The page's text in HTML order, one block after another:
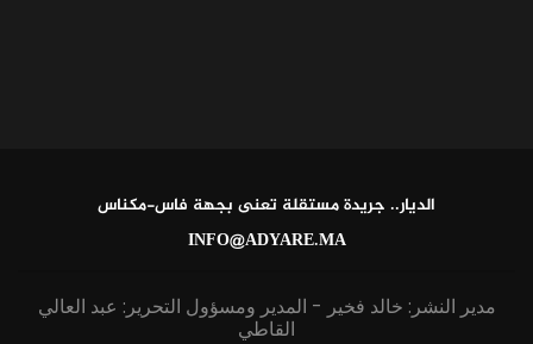
الديار.. جريدة مستقلة تعنى بجهة فاس-مكناس
INFO@ADYARE.MA
مدير النشر: خالد فخير - المدير ومسؤول التحرير: عبد العالي
القاطي